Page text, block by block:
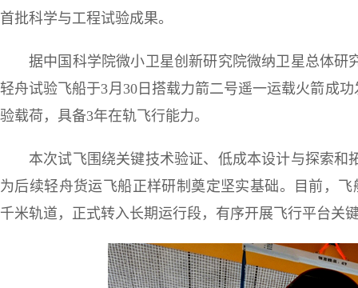
首批科学与工程试验成果。
据中国科学院微小卫星创新研究院微纳卫星总体
轻舟试验飞船于3月30日搭载力箭二号遥一运载火箭成
验载荷，具备3年在轨飞行能力。
本次试飞围绕关键技术验证、低成本设计与探索
为后续轻舟货运飞船正样研制奠定坚实基础。目前，
千米轨道，正式转入长期运行段，有序开展飞行平台关